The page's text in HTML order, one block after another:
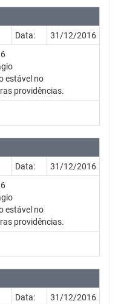
Data:
31/12/2016
estável no
providências.
Data:
31/12/2016
estável no
providências.
Data:
31/12/2016